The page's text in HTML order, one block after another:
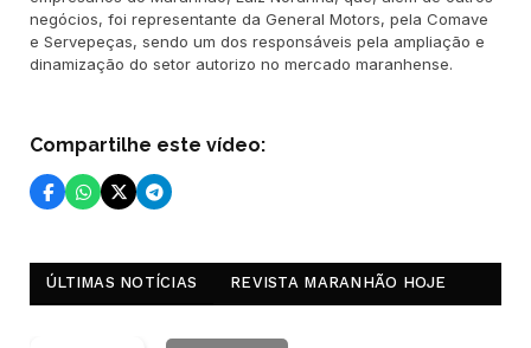
negócios, foi representante da General Motors, pela Comave
e Servepeças, sendo um dos responsáveis pela ampliação e
dinamização do setor autorizo no mercado maranhense.
Compartilhe este vídeo:
ÚLTIMAS NOTÍCIAS REVISTA MARANHÃO HOJE